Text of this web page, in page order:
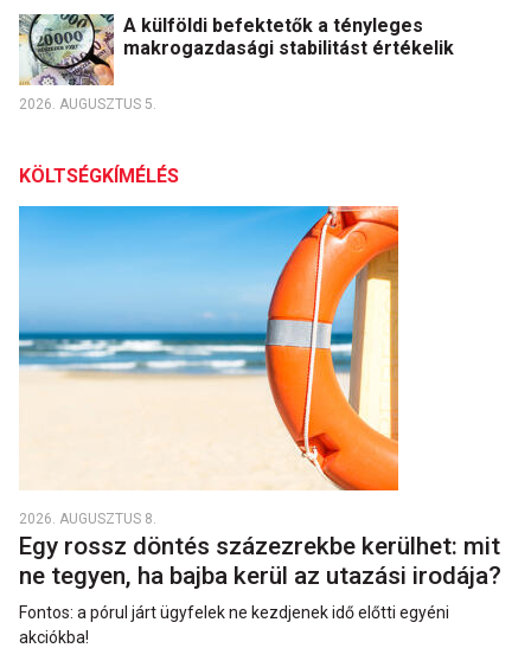
A külföldi befektetők a tényleges
makrogazdasági stabilitást értékelik
2026. AUGUSZTUS 5.
KÖLTSÉGKÍMÉLÉS
2026. AUGUSZTUS 8.
Egy rossz döntés százezrekbe kerülhet: mit
ne tegyen, ha bajba kerül az utazási irodája?
Fontos: a pórul járt ügyfelek ne kezdjenek idő előtti egyéni
akciókba!